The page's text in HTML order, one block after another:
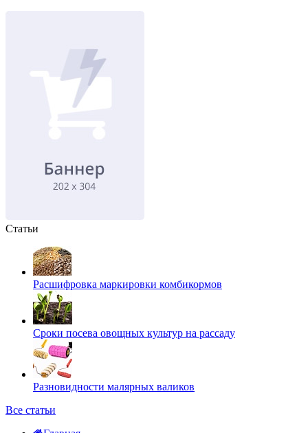
Статьи
Расшифровка маркировки комбикормов
Сроки посева овощных культур на рассаду
Разновидности малярных валиков
Все статьи